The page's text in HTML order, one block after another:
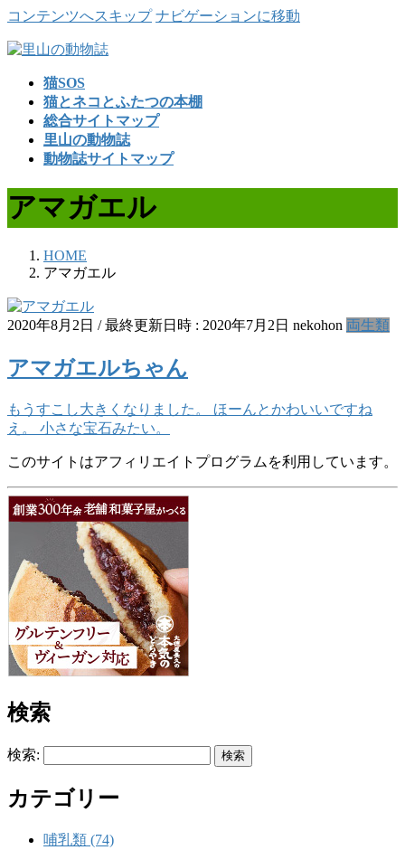
コンテンツへスキップ ナビゲーションに移動
猫SOS
猫とネコとふたつの本棚
総合サイトマップ
里山の動物誌
動物誌サイトマップ
アマガエル
HOME
アマガエル
2020年8月2日 / 最終更新日時 : 2020年7月2日 nekohon 両生類
アマガエルちゃん
もうすこし大きくなりました。 ほーんとかわいいですね
え。 小さな宝石みたい。
このサイトはアフィリエイトプログラムを利用しています。
検索
検索:
カテゴリー
哺乳類 (74)